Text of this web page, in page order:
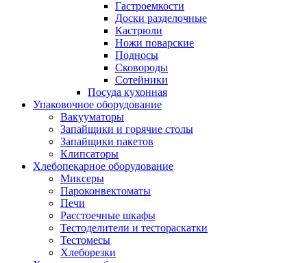
Гастроемкости
Доски разделочные
Кастрюли
Ножи поварские
Подносы
Сковороды
Сотейники
Посуда кухонная
Упаковочное оборудование
Вакууматоры
Запайщики и горячие столы
Запайщики пакетов
Клипсаторы
Хлебопекарное оборудование
Миксеры
Пароконвектоматы
Печи
Расстоечные шкафы
Тестоделители и тестораскатки
Тестомесы
Хлеборезки